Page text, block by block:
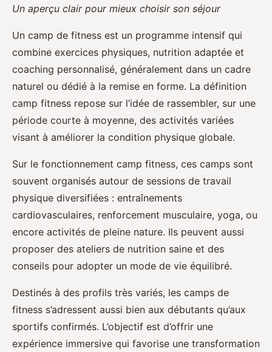
Un aperçu clair pour mieux choisir son séjour
Un camp de fitness est un programme intensif qui
combine exercices physiques, nutrition adaptée et
coaching personnalisé, généralement dans un cadre
naturel ou dédié à la remise en forme. La définition
camp fitness repose sur l’idée de rassembler, sur une
période courte à moyenne, des activités variées
visant à améliorer la condition physique globale.
Sur le fonctionnement camp fitness, ces camps sont
souvent organisés autour de sessions de travail
physique diversifiées : entraînements
cardiovasculaires, renforcement musculaire, yoga, ou
encore activités de pleine nature. Ils peuvent aussi
proposer des ateliers de nutrition saine et des
conseils pour adopter un mode de vie équilibré.
Destinés à des profils très variés, les camps de
fitness s’adressent aussi bien aux débutants qu’aux
sportifs confirmés. L’objectif est d’offrir une
expérience immersive qui favorise une transformation